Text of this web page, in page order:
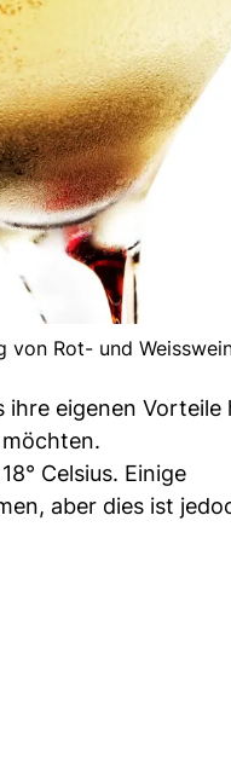
von Rot- und
eigenen Vorteile
Celsius. Einige
aber dies ist